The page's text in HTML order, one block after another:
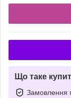
Що таке
Замовлення